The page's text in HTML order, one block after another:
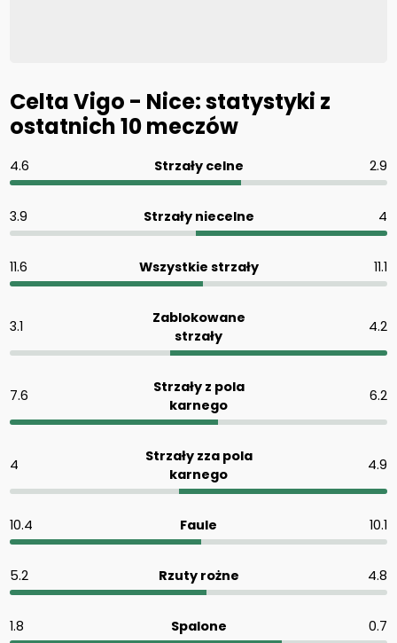
Celta Vigo - Nice: statystyki z
ostatnich 10 meczów
4.6 Strzały celne 2.9
3.9 Strzały niecelne 4
11.6 Wszystkie strzały 11.1
3.1
Zablokowane
strzały
4.2
7.6
Strzały z pola
karnego
6.2
4
Strzały zza pola
karnego
4.9
10.4 Faule 10.1
5.2 Rzuty rożne 4.8
1.8 Spalone 0.7